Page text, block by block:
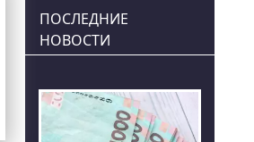
ПОСЛЕДНИЕ
НОВОСТИ